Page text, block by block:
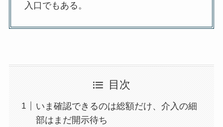
入口でもある。
目次
いま確認できるのは総額だけ、介入の細
部はまだ開示待ち